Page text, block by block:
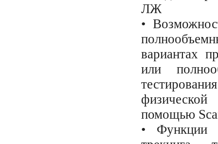
ЛЖ
•
вариантах
или
помощью
• Функции